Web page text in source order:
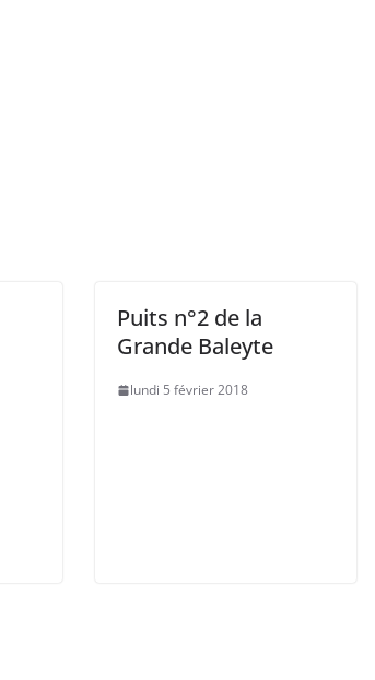
Puits n°2 de la
Grande Baleyte
lundi 5 février 2018